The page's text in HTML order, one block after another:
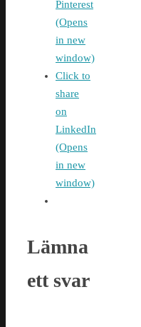
Pinterest
(Opens
in new
window)
Click to
share
on
LinkedIn
(Opens
in new
window)
Lämna
ett svar